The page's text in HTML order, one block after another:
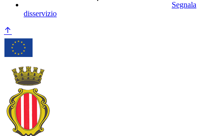
Segnala
disservizio